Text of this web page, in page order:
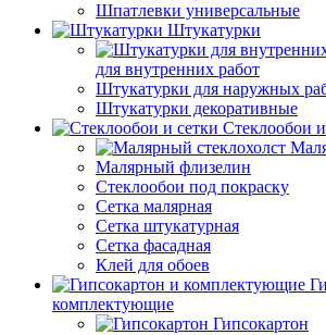
Шпатлевки универсальные
Штукатурки
для внутренних работ
Штукатурки для наружных
Штукатурки декоративные
Стеклообои
Малярный флизелин
Стеклообои под покраску
Сетка малярная
Сетка штукатурная
Сетка фасадная
Клей для обоев
комплектующие
Гипсокартон